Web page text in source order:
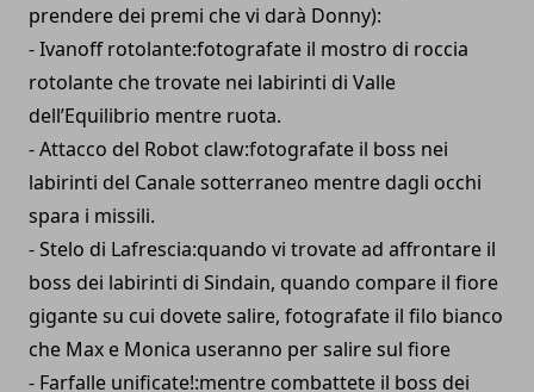
prendere dei premi che vi darà Donny):
- Ivanoff rotolante:fotografate il mostro di roccia
rotolante che trovate nei labirinti di Valle
dell’Equilibrio mentre ruota.
- Attacco del Robot claw:fotografate il boss nei
labirinti del Canale sotterraneo mentre dagli occhi
spara i missili.
- Stelo di Lafrescia:quando vi trovate ad affrontare il
boss dei labirinti di Sindain, quando compare il fiore
gigante su cui dovete salire, fotografate il filo bianco
che Max e Monica useranno per salire sul fiore
- Farfalle unificate!:mentre combattete il boss dei